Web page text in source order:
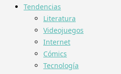
Tendencias
Literatura
Videojuegos
Internet
Cómics
Tecnología